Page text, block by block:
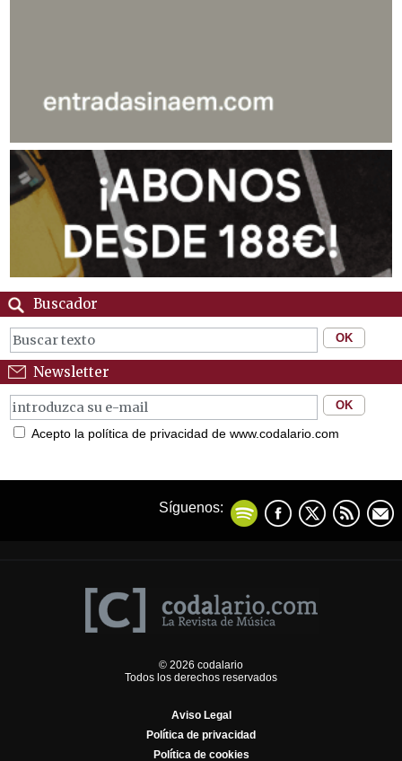
Buscador
Newsletter
Acepto la política de privacidad de www.codalario.com
Síguenos:
© 2026 codalario
Todos los derechos reservados
Aviso Legal
Política de privacidad
Política de cookies